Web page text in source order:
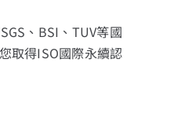
、BSI、TUV等國
取得ISO國際永續認